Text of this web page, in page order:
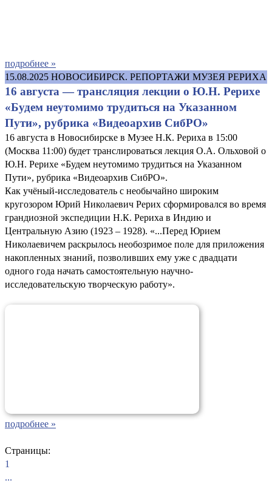
подробнее »
15.08.2025 НОВОСИБИРСК. РЕПОРТАЖИ МУЗЕЯ РЕРИХА
16 августа — трансляция лекции о Ю.Н. Рерихе
«Будем неутомимо трудиться на Указанном
Пути», рубрика «Видеоархив СибРО»
16 августа в Новосибирске в Музее Н.К. Рериха в 15:00
(Москва 11:00) будет транслироваться лекция О.А. Ольховой о
Ю.Н. Рерихе «Будем неутомимо трудиться на Указанном
Пути», рубрика «Видеоархив СибРО».
Как учёный-исследователь с необычайно широким
кругозором Юрий Николаевич Рерих сформировался во время
грандиозной экспедиции Н.К. Рериха в Индию и
Центральную Азию (1923 – 1928). «...Перед Юрием
Николаевичем раскрылось необозримое поле для приложения
накопленных знаний, позволивших ему уже с двадцати
одного года начать самостоятельную научно-
исследовательскую творческую работу».
подробнее »
Страницы:
1
...